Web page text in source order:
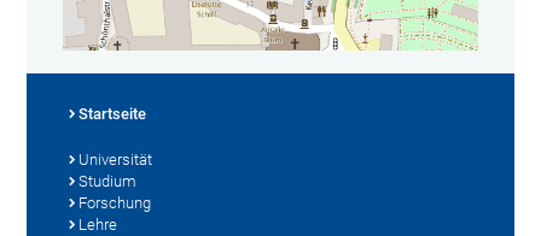
Startseite
Universität
Studium
Forschung
Lehre